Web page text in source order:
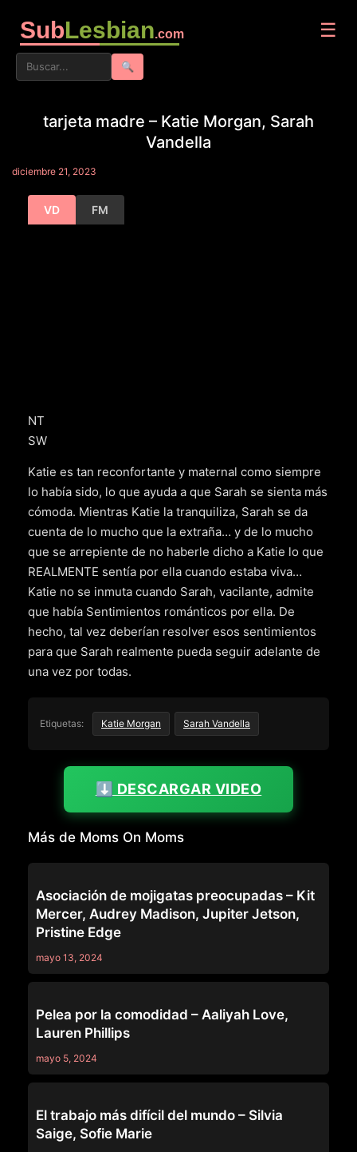
SubLesbian.com ☰
🔍
tarjeta madre – Katie Morgan, Sarah
Vandella
diciembre 21, 2023
VD FM
NT
SW
Katie es tan reconfortante y maternal como siempre
lo había sido, lo que ayuda a que Sarah se sienta más
cómoda. Mientras Katie la tranquiliza, Sarah se da
cuenta de lo mucho que la extraña… y de lo mucho
que se arrepiente de no haberle dicho a Katie lo que
REALMENTE sentía por ella cuando estaba viva…
Katie no se inmuta cuando Sarah, vacilante, admite
que había Sentimientos románticos por ella. De
hecho, tal vez deberían resolver esos sentimientos
para que Sarah realmente pueda seguir adelante de
una vez por todas.
Etiquetas: Katie Morgan Sarah Vandella
⬇️ DESCARGAR VIDEO
Más de Moms On Moms
Asociación de mojigatas preocupadas – Kit
Mercer, Audrey Madison, Jupiter Jetson,
Pristine Edge
mayo 13, 2024
Pelea por la comodidad – Aaliyah Love,
Lauren Phillips
mayo 5, 2024
El trabajo más difícil del mundo – Silvia
Saige, Sofie Marie